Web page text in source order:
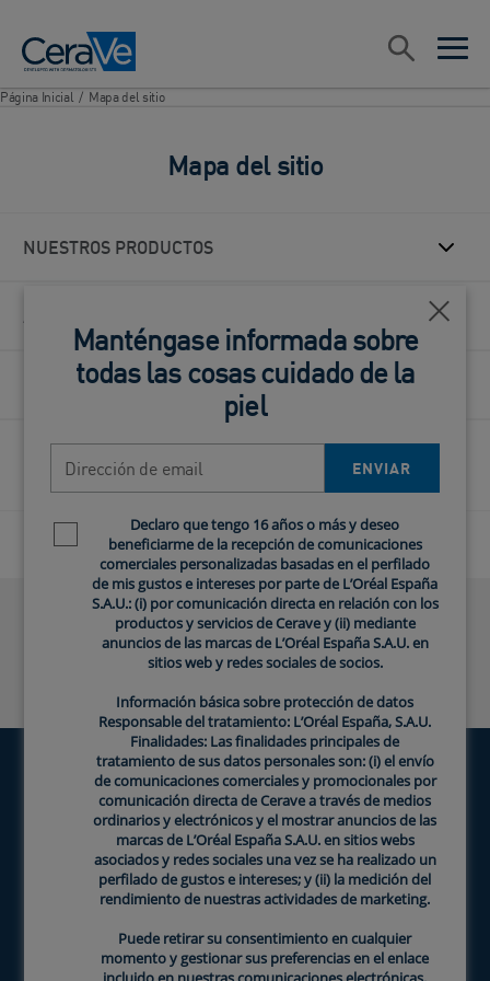
open
open
Search
Página Inicial / Mapa del sitio
Mapa del sitio
NUESTROS PRODUCTOS
ACERCA DE CERAVE
NEWSLETTER
Contáctanos
Preguntas Frecuentes
Cerca
Manténgase informada sobre
todas las cosas cuidado de la
piel
ENVIAR
Newsletter policyDeclaro que tengo 16 años o más y deseo
beneficiarme de la recepción de comunicaciones
comerciales personalizadas basadas en el perfilado
de mis gustos e intereses por parte de L’Oréal España
S.A.U.: (i) por comunicación directa en relación con los
productos y servicios de Cerave y (ii) mediante
anuncios de las marcas de L’Oréal España S.A.U. en
sitios web y redes sociales de socios.
Información básica sobre protección de datos
Responsable del tratamiento: L’Oréal España, S.A.U.
Finalidades: Las finalidades principales de
tratamiento de sus datos personales son: (i) el envío
de comunicaciones comerciales y promocionales por
comunicación directa de Cerave a través de medios
ordinarios y electrónicos y el mostrar anuncios de las
marcas de L’Oréal España S.A.U. en sitios webs
asociados y redes sociales una vez se ha realizado un
perfilado de gustos e intereses; y (ii) la medición del
rendimiento de nuestras actividades de marketing.
Puede retirar su consentimiento en cualquier
momento y gestionar sus preferencias en el enlace
NUESTROS PRODUCTOS
INGREDIENTES
ACERCA DE CERAVE